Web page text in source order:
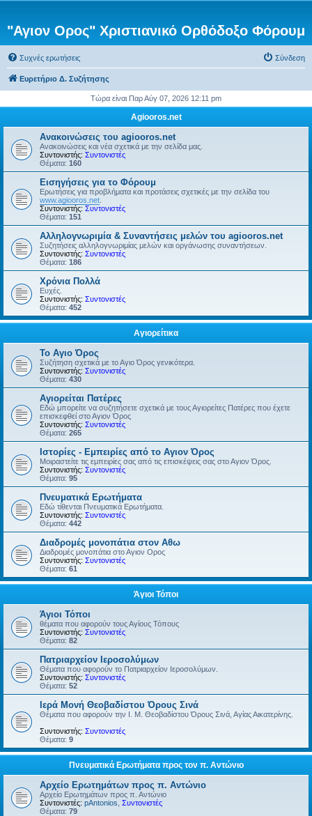
"Αγιον Ορος" Χριστιανικό Ορθόδοξο Φόρουμ
Συχνές ερωτήσεις Σύνδεση
Ευρετήριο Δ. Συζήτησης
Τώρα είναι Παρ Αύγ 07, 2026 12:11 pm
Agiooros.net
Ανακοινώσεις του agiooros.net
Ανακοινώσεις και νέα σχετικά με την σελίδα μας.
Συντονιστής: Συντονιστές
Θέματα: 160
Εισηγήσεις για το Φόρουμ
Ερωτήσεις για προβλήματα και προτάσεις σχετικές με την σελίδα του
www.agiooros.net
Συντονιστής: Συντονιστές
Θέματα: 151
Αλληλογνωριμία & Συναντήσεις μελών του agiooros.net
Συζητήσεις αλληλογνωριμίας μελών και οργάνωσης συναντήσεων.
Συντονιστής: Συντονιστές
Θέματα: 186
Χρόνια Πολλά
Ευχές.
Συντονιστής: Συντονιστές
Θέματα: 452
Αγιορείτικα
Το Αγιο Όρος
Συζήτηση σχετικά με το Αγιο Όρος γενικότερα.
Συντονιστής: Συντονιστές
Θέματα: 430
Αγιορείται Πατέρες
Εδώ μπορείτε να συζητήσετε σχετικά με τους Αγιορείτες Πατέρες που έχετε
επισκεφθεί στο Αγιον Όρος
Συντονιστής: Συντονιστές
Θέματα: 265
Ιστορίες - Εμπειρίες από το Αγιον Όρος
Μοιραστείτε τις εμπειρίες σας από τις επισκέψεις σας στο Αγιον Όρος.
Συντονιστής: Συντονιστές
Θέματα: 95
Πνευματικά Ερωτήματα
Εδώ τίθενται Πνευματικά Ερωτήματα.
Συντονιστής: Συντονιστές
Θέματα: 442
Διαδρομές μονοπάτια στον Αθω
Διαδρομές μονοπάτια στο Αγιον Ορος
Συντονιστής: Συντονιστές
Θέματα: 61
Άγιοι Τόποι
Άγιοι Τόποι
θέματα που αφορούν τους Αγίους Τόπους
Συντονιστής: Συντονιστές
Θέματα: 82
Πατριαρχείον Ιεροσολύμων
Θέματα που αφορούν το Πατριαρχείον Ιεροσολύμων.
Συντονιστής: Συντονιστές
Θέματα: 52
Ιερά Μονή Θεοβαδίστου Όρους Σινά
Θέματα που αφορούν την Ι. Μ. Θεοβαδίστου Όρους Σινά, Αγίας Αικατερίνης.
Συντονιστής: Συντονιστές
Θέματα: 9
Πνευματικά Ερωτήματα προς τον π. Αντώνιο
Αρχείο Ερωτημάτων προς π. Αντώνιο
Αρχείο Ερωτημάτων προς π. Αντώνιο
Συντονιστές: pAntonios Συντονιστές
Θέματα: 79